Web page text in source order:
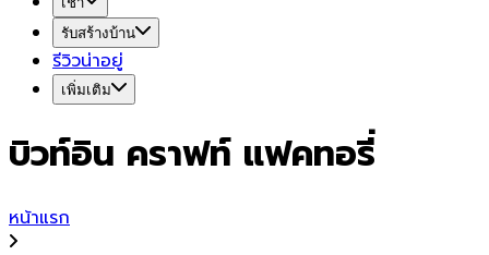
รับสร้างบ้าน
รีวิวน่าอยู่
เพิ่มเติม
บิวท์อิน คราฟท์ แฟคทอรี่
หน้าแรก